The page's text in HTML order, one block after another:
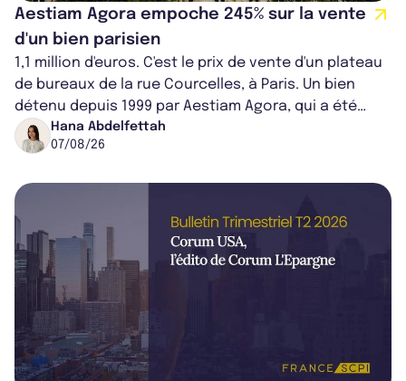
Aestiam Agora empoche 245% sur la vente
d'un bien parisien
1,1 million d'euros. C'est le prix de vente d'un plateau
de bureaux de la rue Courcelles, à Paris. Un bien
détenu depuis 1999 par Aestiam Agora, qui a été
cédé avec une plus-value...
Hana Abdelfettah
07/08/26